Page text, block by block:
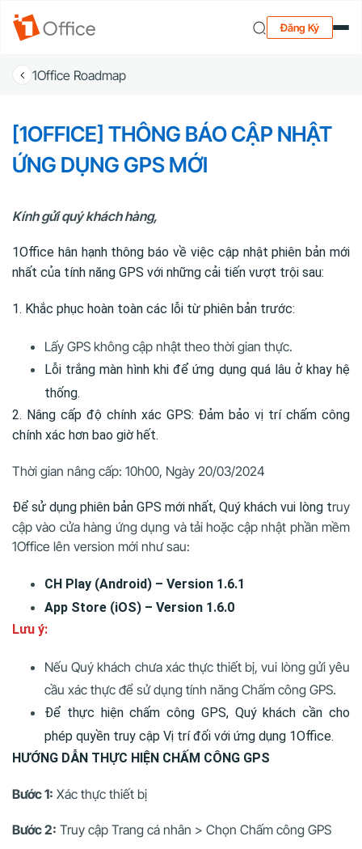
Đăng Ký
1Office Roadmap
[1OFFICE] THÔNG BÁO CẬP NHẬT
ỨNG DỤNG GPS MỚI
Kính gửi quý khách hàng,
1Office hân hạnh thông báo về việc cập nhật phiên bản mới
nhất của tính năng GPS với những cải tiến vượt trội sau:
1. Khắc phục hoàn toàn các lỗi từ phiên bản trước:
Lấy GPS không cập nhật theo thời gian thực.
Lỗi trắng màn hình khi để ứng dụng quá lâu ở khay hệ
thống.
2. Nâng cấp độ chính xác GPS: Đảm bảo vị trí chấm công
chính xác hơn bao giờ hết.
Thời gian nâng cấp: 10h00, Ngày 20/03/2024
Để sử dụng phiên bản GPS mới nhất, Quý khách vui lòng truy
cập vào cửa hàng ứng dụng và tải hoặc cập nhật phần mềm
1Office lên version mới như sau:
CH Play (Android) – Version 1.6.1
App Store (iOS) – Version 1.6.0
Lưu ý:
Nếu Quý khách chưa xác thực thiết bị, vui lòng gửi yêu
cầu xác thực để sử dụng tính năng Chấm công GPS.
Để thực hiện chấm công GPS, Quý khách cần cho
phép quyền truy cập Vị trí đối với ứng dụng 1Office.
HƯỚNG DẪN THỰC HIỆN CHẤM CÔNG GPS
Bước 1: Xác thực thiết bị
Bước 2: Truy cập Trang cá nhân > Chọn Chấm công GPS